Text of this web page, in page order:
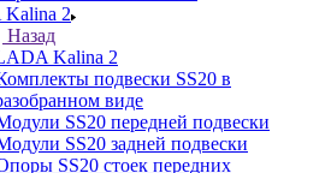
2
Назад
Kalina 2
подвески SS20 в
виде
SS20 передней подвески
SS20 задней подвески
SS20 стоек передних